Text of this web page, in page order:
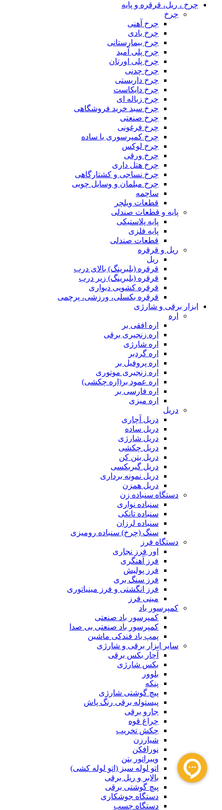
چرخ ، ریل، قرقره و پایه
چرخ
چرخ آهنی
چرخ بادی
چرخ بیمارستانی
چرخ پلی آمید
چرخ پلی اورتان
چرخ چدنی
چرخ داربستی
چرخ دایکاست
چرخ زباله ای
چرخ سبد خرید فروشگاهی
چرخ صنعتی
چرخ فرغونی
چرخ کمپرسوری یا ساده
چرخ لوکس
چرخ ورقی
چرخ هتل داری
چرخ نساجی و کشتارگاهی
چرخ مبلمان و وسایل چوبی
ساچمه
قطعات ویلچر
پایه و قطعات صندلی
پایه پلاستیکی
پایه فلزی
قطعات صندلی
ریل و قرقره
ریل
قرقره (بلبرینگ) بالای درب
قرقره (بلبرینگ) زیر درب
قرقره کشویی دیواری
قرقره بکسلی، ورزشی، پرچمی
ابزار برقی و شارژی
اره
اره افقی بر
اره زنجیری برقی
اره شارژی
اره گردبر
اره پروفیل بر
اره زنجیری موتوری
اره عمود بر(اره چکشی)
اره فارسی بر
اره میزی
دریل
دریل آچاری
دریل ساده
دریل شارژی
دریل چکشی
دریل بتن کن
دریل گیربکسی
دریل نمونه برداری
دریل همزن
دستگاه سنباده زن
سنباده نواری
سنباده تانکی
سنباده لرزان
سنگ (چرخ) سنباده رومیزی
دستگاه فرز
اور فرز نجاری
فرز آهنگری
فرز پولیش
فرز سنگ بری
فرز انگشتی و فرز مینیاتوری
مینی فرز
کمپرسور باد
کمپرسور باد صنعتی
کمپرسور باد صنعتی بی صدا
پمپ باد فندکی ماشین
سایر ابزار برقی و شارژی
آچار بکس برقی
بکس شارژی
بلوور
پنکه
پیچ گوشتی شارژی
پیستوله برقی رنگ پاش
جارو برقی
چراغ قوه
چکش تخریب
شیارزن
نورافکن
ویبراتور بتن
اتو لوله سبز (اتو لوله کشی)
بالابر و ریل برقی
پیچ گوشتی برقی
دستگاه جوشکاری
دستگاه چسب